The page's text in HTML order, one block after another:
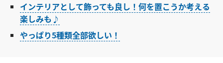
インテリアとして飾っても良し！何を置こうか考える
楽しみも♪
やっぱり5種類全部欲しい！